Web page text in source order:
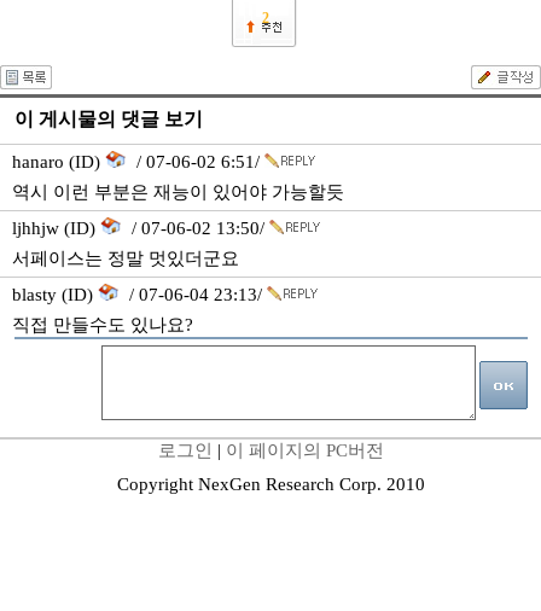
2
이 게시물의 댓글 보기
hanaro (ID)
/ 07-06-02 6:51/
역시 이런 부분은 재능이 있어야 가능할듯
ljhhjw (ID)
/ 07-06-02 13:50/
서페이스는 정말 멋있더군요
blasty (ID)
/ 07-06-04 23:13/
직접 만들수도 있나요?
로그인 | 이 페이지의 PC버전
Copyright NexGen Research Corp. 2010